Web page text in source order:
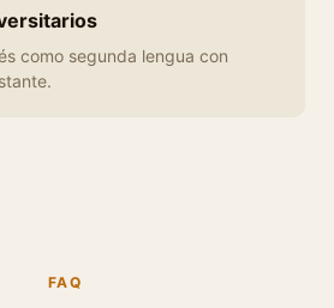
como segunda lengua con
FAQ